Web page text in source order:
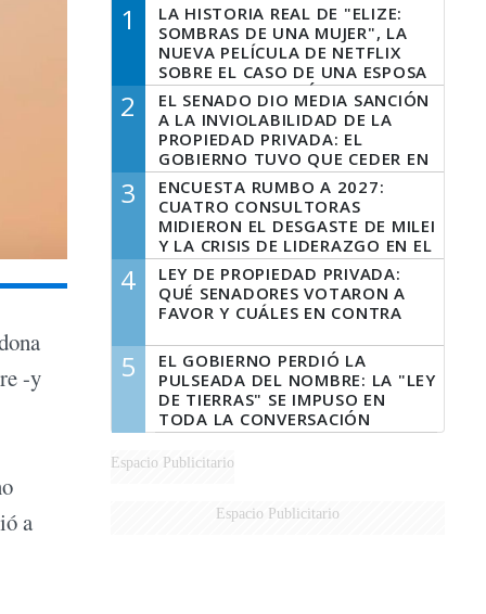
-y
a
1
LA HISTORIA REAL DE "ELIZE:
SOMBRAS DE UNA MUJER", LA
NUEVA PELÍCULA DE NETFLIX
SOBRE EL CASO DE UNA ESPOSA
QUE DESCUARTIZÓ A SU
MARIDO
2
EL SENADO DIO MEDIA SANCIÓN
A LA INVIOLABILIDAD DE LA
PROPIEDAD PRIVADA: EL
GOBIERNO TUVO QUE CEDER EN
LA LEY DEL MANEJO DEL FUEGO
3
ENCUESTA RUMBO A 2027:
CUATRO CONSULTORAS
MIDIERON EL DESGASTE DE MILEI
Y LA CRISIS DE LIDERAZGO EN EL
PERONISMO
4
LEY DE PROPIEDAD PRIVADA:
QUÉ SENADORES VOTARON A
FAVOR Y CUÁLES EN CONTRA
5
EL GOBIERNO PERDIÓ LA
PULSEADA DEL NOMBRE: LA "LEY
DE TIERRAS" SE IMPUSO EN
TODA LA CONVERSACIÓN
DIGITAL
Espacio Publicitario
Espacio Publicitario